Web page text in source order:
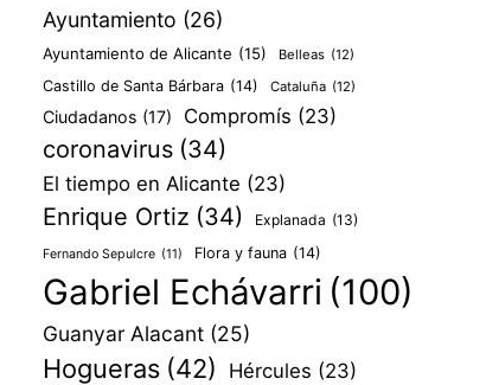
Ayuntamiento (26)
Ayuntamiento de Alicante (15) Belleas (12)
Castillo de Santa Bárbara (14) Cataluña (12)
Ciudadanos (17) Compromís (23)
coronavirus (34)
El tiempo en Alicante (23)
Enrique Ortiz (34) Explanada (13)
Fernando Sepulcre (11) Flora y fauna (14)
Gabriel Echávarri (100)
Guanyar Alacant (25)
Hogueras (42) Hércules (23)